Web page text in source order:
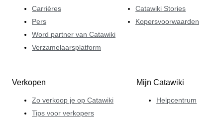
Carrières
Pers
Word partner van Catawiki
Verzamelaarsplatform
Catawiki Stories
Kopersvoorwaarden
Verkopen
Zo verkoop je op Catawiki
Tips voor verkopers
Mijn Catawiki
Helpcentrum